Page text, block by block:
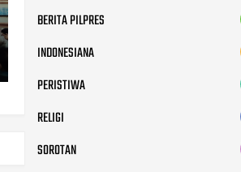
BERITA PILPRES
INDONESIANA
PERISTIWA
RELIGI
SOROTAN